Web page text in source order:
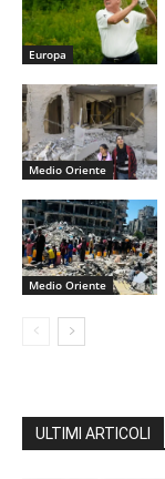
Europa
Medio Oriente
Medio Oriente
ULTIMI ARTICOLI